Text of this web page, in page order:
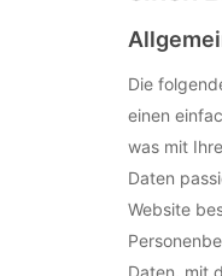
Die
einen
was mit
Daten
Website